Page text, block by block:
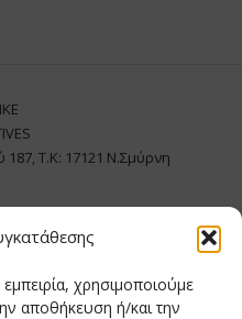
χρησιμοποιούμε
αποθήκευση ή/και την
Τ.Κ: 17121 Ν.Σμύρνη
: Θεόδωρος Δημητριάδης
Μαίρη